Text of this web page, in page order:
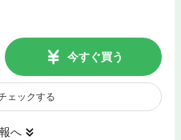
今すぐ買う
ェックする
へ